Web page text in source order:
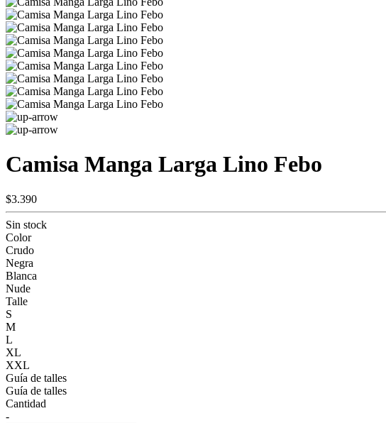
Camisa Manga Larga Lino Febo
$3.390
Sin stock
Color
Crudo
Negra
Blanca
Nude
Talle
S
M
L
XL
XXL
Guía de talles
Guía de talles
Cantidad
-